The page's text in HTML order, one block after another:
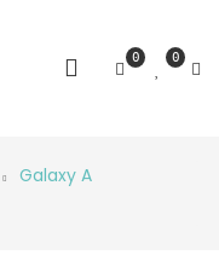
0 0
Galaxy A